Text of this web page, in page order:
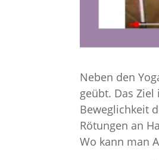
Neben den
geübt. Das
Beweglichkeit
Rötungen an
Wo kann man